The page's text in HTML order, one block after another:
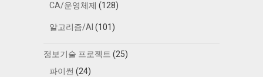
CA/운영체제 (128)
알고리즘/AI (101)
정보기술 프로젝트 (25)
파이썬 (24)